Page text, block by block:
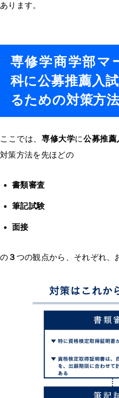
あります。
専修学商学部マ
科に公募推薦入
るための対策方
ここでは、専修大学に公募推薦
対策方法を先ほどの
書類審査
筆記試験
面接
の ３ つの観点から、それぞれ、